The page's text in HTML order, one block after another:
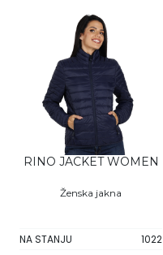
RINO JACKET WOMEN
Ženska jakna
NA STANJU 1022